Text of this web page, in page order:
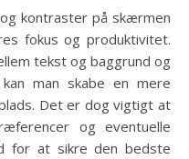
kontraster på skærmen
fokus og produktivitet.
tekst og baggrund og
man skabe en mere
Det er dog vigtigt at
og eventuelle
for at sikre den bedste